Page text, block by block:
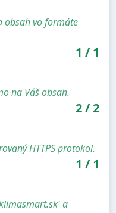
obsah vo formáte
1 / 1
na Váš obsah.
2/2
HTTPS protokol.
1 / 1
a